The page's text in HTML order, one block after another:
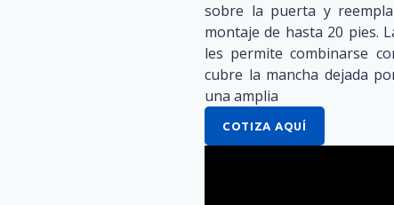
sobre la puerta y
montaje de hasta 20 pies.
les permite combinarse
cubre la mancha dejada
una amplia
COTIZA AQUÍ